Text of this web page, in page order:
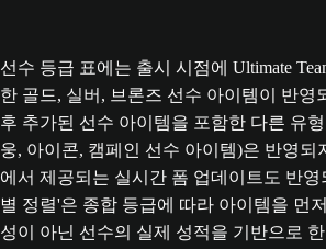
선수 등급 표에는 출시 시점에 Ultimate
한 골드, 실버, 브론즈 선수 아이템이 반영
후 추가된 선수 아이템을 포함한 다른 유
웅, 아이콘, 캠페인 선수 아이템)은 반영되
에서 제공되는 실시간 폼 업데이트도 반
별 정렬'은 종합 등급에 따라 아이템을 먼
성이 아닌 선수의 실제 성적을 기반으로